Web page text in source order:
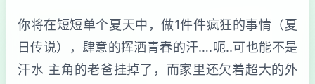
你将在短短单个夏天中，做1件件疯狂的事情（夏
日传说），肆意的挥洒青春的汗….呃..可也能不是
汗水 主角的老爸挂掉了，而家里还欠着超大的外